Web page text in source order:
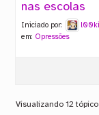
nas escolas
Iniciado por:
l00ki
em: Opressões
Visualizando 12